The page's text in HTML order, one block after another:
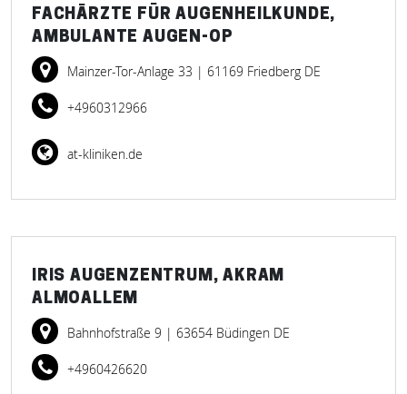
FACHÄRZTE FÜR AUGENHEILKUNDE,
AMBULANTE AUGEN-OP
Mainzer-Tor-Anlage 33 | 61169 Friedberg DE
+4960312966
at-kliniken.de
IRIS AUGENZENTRUM, AKRAM
ALMOALLEM
Bahnhofstraße 9 | 63654 Büdingen DE
+4960426620